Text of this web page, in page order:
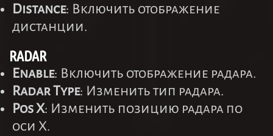
Distance: Включить отображение
дистанции.
RADAR
Enable: Включить отображение радара.
Radar Type: Изменить тип радара.
Pos X: Изменить позицию радара по
оси X.